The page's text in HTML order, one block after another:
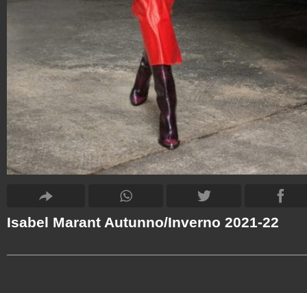
Isabel Marant Autunno/Inverno 2021-22